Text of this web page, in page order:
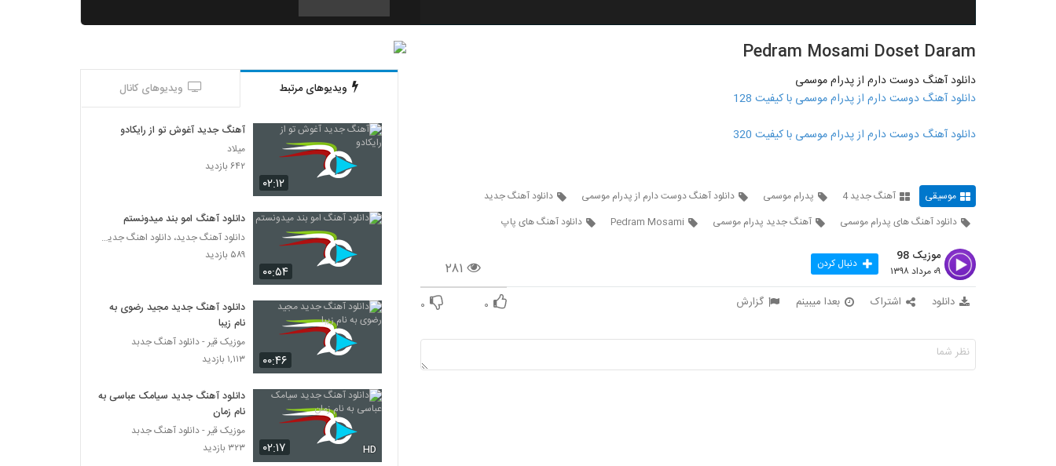
5198
Ali Seif Mage Mishe
موزیک زیبای دختر سبزواری از علیرضا خداوردی
۵۷۰ بازدید
Pedram Mosami Doset Daram
دانلود آهنگ دوست دارم از پدرام موسمی
دانلود آهنگ دوست دارم از پدرام موسمی با کیفیت 128
دانلود آهنگ دوست دارم از پدرام موسمی با کیفیت 320
موسیقی آهنگ جدید 4 پدرام موسمی دانلود آهنگ دوست دارم از پدرام موسمی
دانلود آهنگ جدید
دانلود آهنگ های پدرام موسمی
آهنگ جدید پدرام موسمی Pedram Mosami دانلود آهنگ های پاپ
۲۸۱
موزیک 98
۰۹ مرداد ۱۳۹۸ دنبال کردن
دانلود اشتراک بعدا میبینم گزارش ۰ ۰
ویدیوهای مرتبط ویدیوهای کانال
۰۲:۱۲
آهنگ جدید آغوش تو از رایکادو
میلاد
۶۴۲ بازدید
۰۰:۵۴
دانلود آهنگ امو بند میدونستم
دانلود آهنگ جدید، دانلود اهنگ جدید ایرانی
۵۸۹ بازدید
۰۰:۴۶
دانلود آهنگ جدید مجید رضوی به
نام زیبا
موزیک قیر - دانلود آهنگ جدبد
۱,۱۱۳ بازدید
۰۲:۱۷ HD
دانلود آهنگ جدید سیامک عباسی به
نام زمان
موزیک قیر - دانلود آهنگ جدبد
۳۲۳ بازدید